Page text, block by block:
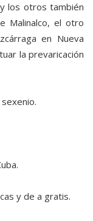
los otros también
Malinalco, el otro
en Nueva
la prevaricación
y de a gratis.